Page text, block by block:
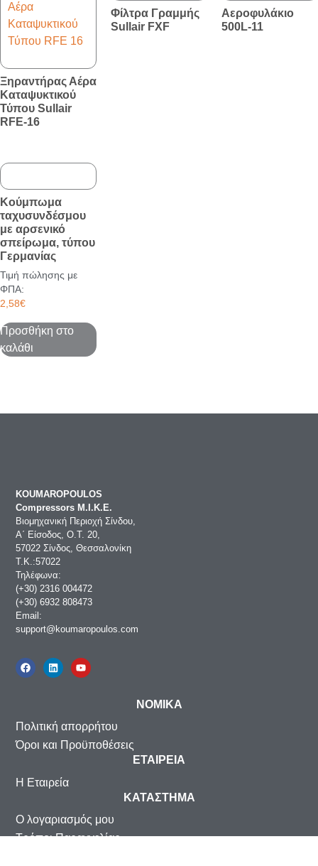
Ξηραντήρας Αέρα
Καταψυκτικού
Τύπου Sullair
RFE-16
Φίλτρα Γραμμής
Sullair FXF
Αεροφυλάκιο
500L-11
Κούμπωμα
ταχυσυνδέσμου
με αρσενικό
σπείρωμα, τύπου
Γερμανίας
Τιμή πώλησης με
ΦΠΑ:
2,58€
Προσθήκη στο
καλάθι
KOUMAROPOULOS
Compressors Μ.Ι.Κ.Ε.
Βιομηχανική Περιοχή Σίνδου,
Α΄ Είσοδος, Ο.Τ. 20,
57022 Σίνδος, Θεσσαλονίκη
Τ.Κ.:57022
Τηλέφωνα:
(+30) 2316 004472
(+30) 6932 808473
Email:
support@koumaropoulos.com
ΝΟΜΙΚΑ
Πολιτική απορρήτου
Όροι και Προϋποθέσεις
ΕΤΑΙΡΕΙΑ
Η Εταιρεία
ΚΑΤΑΣΤΗΜΑ
Ο λογαριασμός μου
Τρόποι Παραγγελίας